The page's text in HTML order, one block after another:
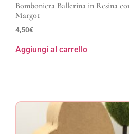
Bomboniera Ballerina in Resina
Margot
4,50€
Aggiungi al carrello